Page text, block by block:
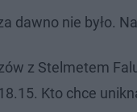
dawno nie było.
z Stelmetem
Kto chce